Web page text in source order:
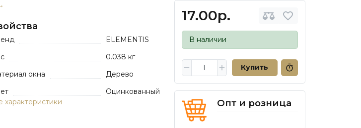
17.00р.
В наличии
Купить
Опт и розница
ELEMENTIS
0.038 кг
окна
Дерево
Оцинкованный
характеристики